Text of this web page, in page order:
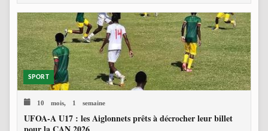
SPORT
10 mois, 1 semaine
UFOA-A U17 : les Aiglonnets prêts à décrocher leur billet